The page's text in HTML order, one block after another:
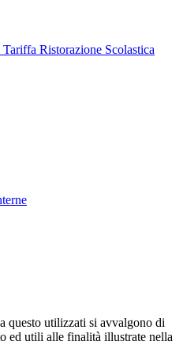
Ristorazione Scolastica
questo utilizzati si avvalgono di
ed utili alle finalità illustrate nella